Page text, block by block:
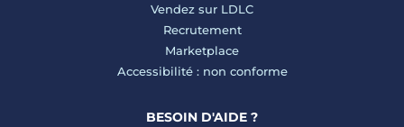
Vendez sur LDLC
Recrutement
Marketplace
Accessibilité : non conforme
BESOIN D'AIDE ?